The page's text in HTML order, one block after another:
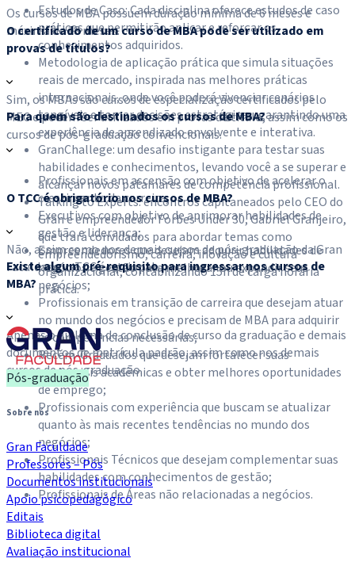
Estudos de Caso: Cada disciplina oferece estudos de caso
práticos que permitirão aplicar e reforçar os
conhecimentos adquiridos.
Metodologia de aplicação prática que simula situações
reais de mercado, inspirada nas melhores práticas
internacionais, onde você poderá vivenciar cenários
tangíveis e tomar decisões estratégicas, garantindo uma
experiência de aprendizado envolvente e interativa.
GranChallege: um desafio instigante para testar suas
habilidades e conhecimentos, levando você a se superar e
alcançar novos patamares de competência profissional.
Talking to Experts: encontros capitaneados pelo CEO do
Gran e empreendedor Forbes Under 30, Gabriel Granjeiro,
que trará convidados para abordar temas como
empreendedorismo, carreira, inovação e cultura
organizacional, contabilizando 15h de carga horária
prática.
Os cursos de MBA possuem duração mínima de 6 meses e
máxima de 18 meses.
O certificado de um curso de MBA pode ser utilizado em
provas de títulos?
Sim, os MBAs são cursos de especialização certificados pelo
MEC e podem ser utilizados em provas de título, assim como os
cursos de pós-graduação convencionais.
Para quem são destinados os cursos de MBA?
Profissionais em ascensão com objetivo de acelerar o
crescimento da carreira;
Executivos com objetivo de aprimorar habilidades de
gestão e liderança;
Empreendedores que desejam adquirir habilidades de
negócios e gestão para melhorar ou expandir seus
negócios;
Profissionais em transição de carreira que desejam atuar
no mundo dos negócios e precisam de MBA para adquirir
as competências necessárias;
Recém-Graduados que desejam fortalecer suas
credenciais acadêmicas e obter melhores oportunidades
de emprego;
Profissionais com experiência que buscam se atualizar
quanto às mais recentes tendências no mundo dos
negócios;
Profissionais Técnicos que desejam complementar suas
habilidades com conhecimentos de gestão;
Profissionais de Áreas não relacionadas a negócios.
O TCC é obrigatório nos cursos de MBA?
Não, assim como nos demais cursos de pós-graduação da Gran
Faculdade, o TCC é opcional.
Existe algum pré-requisito para ingressar nos cursos de
MBA?
Apenas o diploma de conclusão de curso da graduação e demais
documentos de matrícula padrão, assim como nos demais
cursos de pós-graduação.
Pós-graduação
Sobre nós
Gran Faculdade
Professores – Pós
Documentos institucionais
Apoio psicopedagógico
Editais
Biblioteca digital
Avaliação institucional